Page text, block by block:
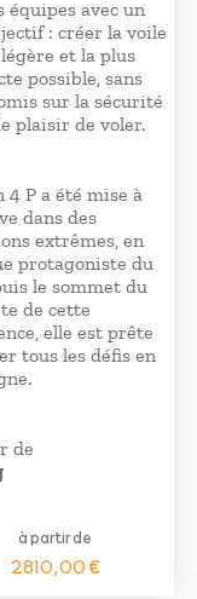
équipes avec un
: créer la voile
et la plus
possible, sans
sur la sécurité
plaisir de voler.
4 P a été mise à
dans des
extrêmes, en
protagoniste du
le sommet du
de cette
elle est prête
tous les défis en
de
à partir de
2810,00€